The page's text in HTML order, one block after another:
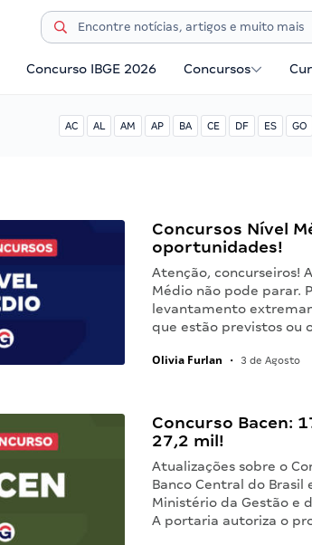
Concurso IBGE 2026 Concursos
AC AL AM AP BA CE DF ES GO
Concursos Nível
oportunidades!
Atenção, concurseiros!
Médio não pode parar.
levantamento
que estão previstos ou
Olivia Furlan • 3 de Agosto
Concurso Bacen:
27,2 mil!
Atualizações sobre o
Banco Central do
Ministério da Gestão e
A portaria autoriza o